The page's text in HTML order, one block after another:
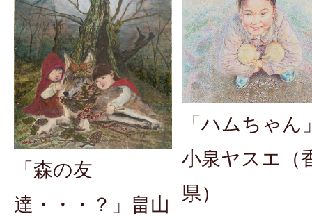
「森の友
達・・・？」畠山
「ハムちゃん
小泉ヤスエ（
県）